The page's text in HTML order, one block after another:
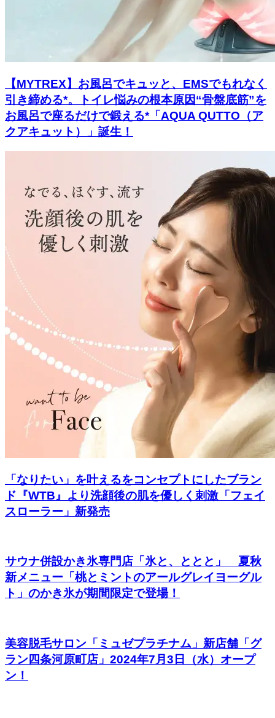
【MYTREX】お風呂でキュッと、EMSでもれなく
引き締める*。トイレ悩みの根本原因“骨盤底筋”を
お風呂で座るだけで鍛える*「AQUA QUTTO（ア
クアキュット）」誕生！
「なりたい」を叶えるをコンセプトにしたブラン
ド『WTB』より洗顔後の肌を優しく刺激「フェイ
スローラー」新発売
サウナ併設かき氷専門店「氷と、ととと」 夏秋
新メニュー「桃とミントのアールグレイヨーグル
ト」のかき氷が期間限定で登場！
美容脱毛サロン「ミュゼプラチナム」新店舗「グ
ラン四条河原町店」2024年7月3日（水）オープ
ン！